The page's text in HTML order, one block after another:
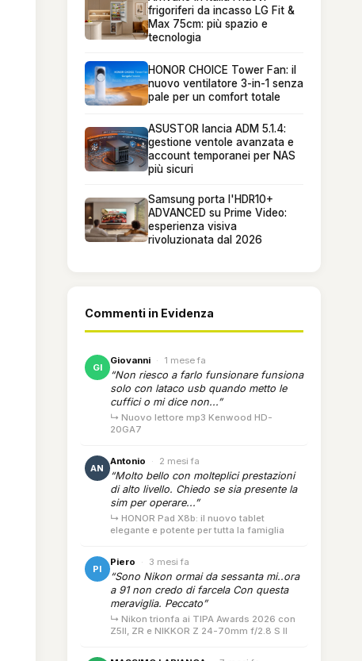
frigoriferi da incasso LG Fit &
Max 75cm: più spazio e
tecnologia
HONOR CHOICE Tower Fan: il
nuovo ventilatore 3-in-1 senza
pale per un comfort totale
ASUSTOR lancia ADM 5.1.4:
gestione ventole avanzata e
account temporanei per NAS
più sicuri
Samsung porta l'HDR10+
ADVANCED su Prime Video:
esperienza visiva
rivoluzionata dal 2026
Commenti in Evidenza
GI
Giovanni · 1 mese fa
“Non riesco a farlo funsionare funsiona
solo con lataco usb quando metto le
cuffici o mi dice non...”
↳ Nuovo lettore mp3 Kenwood HD-
20GA7
AN
Antonio · 2 mesi fa
“Molto bello con molteplici prestazioni
di alto livello. Chiedo se sia presente la
sim per operare...”
↳ HONOR Pad X8b: il nuovo tablet
elegante e potente per tutta la famiglia
PI
Piero · 3 mesi fa
“Sono Nikon ormai da sessanta mi..ora
a 91 non credo di farcela Con questa
meraviglia. Peccato”
↳ Nikon trionfa ai TIPA Awards 2026 con
Z5II, ZR e NIKKOR Z 24-70mm f/2.8 S II